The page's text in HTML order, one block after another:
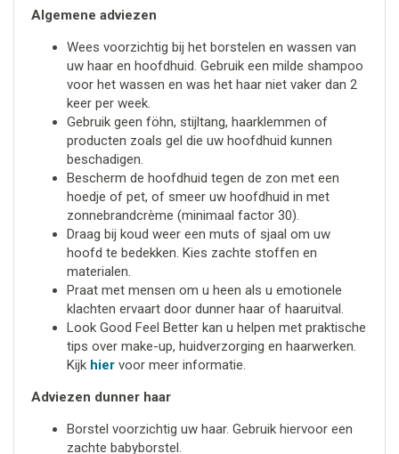
Algemene adviezen
Wees voorzichtig bij het borstelen en wassen van
uw haar en hoofdhuid. Gebruik een milde shampoo
voor het wassen en was het haar niet vaker dan 2
keer per week.
Gebruik geen föhn, stijltang, haarklemmen of
producten zoals gel die uw hoofdhuid kunnen
beschadigen.
Bescherm de hoofdhuid tegen de zon met een
hoedje of pet, of smeer uw hoofdhuid in met
zonnebrandcrème (minimaal factor 30).
Draag bij koud weer een muts of sjaal om uw
hoofd te bedekken. Kies zachte stoffen en
materialen.
Praat met mensen om u heen als u emotionele
klachten ervaart door dunner haar of haaruitval.
Look Good Feel Better kan u helpen met praktische
tips over make-up, huidverzorging en haarwerken.
Kijk hiervoor meer informatie.
Adviezen dunner haar
Borstel voorzichtig uw haar. Gebruik hiervoor een
zachte babyborstel.